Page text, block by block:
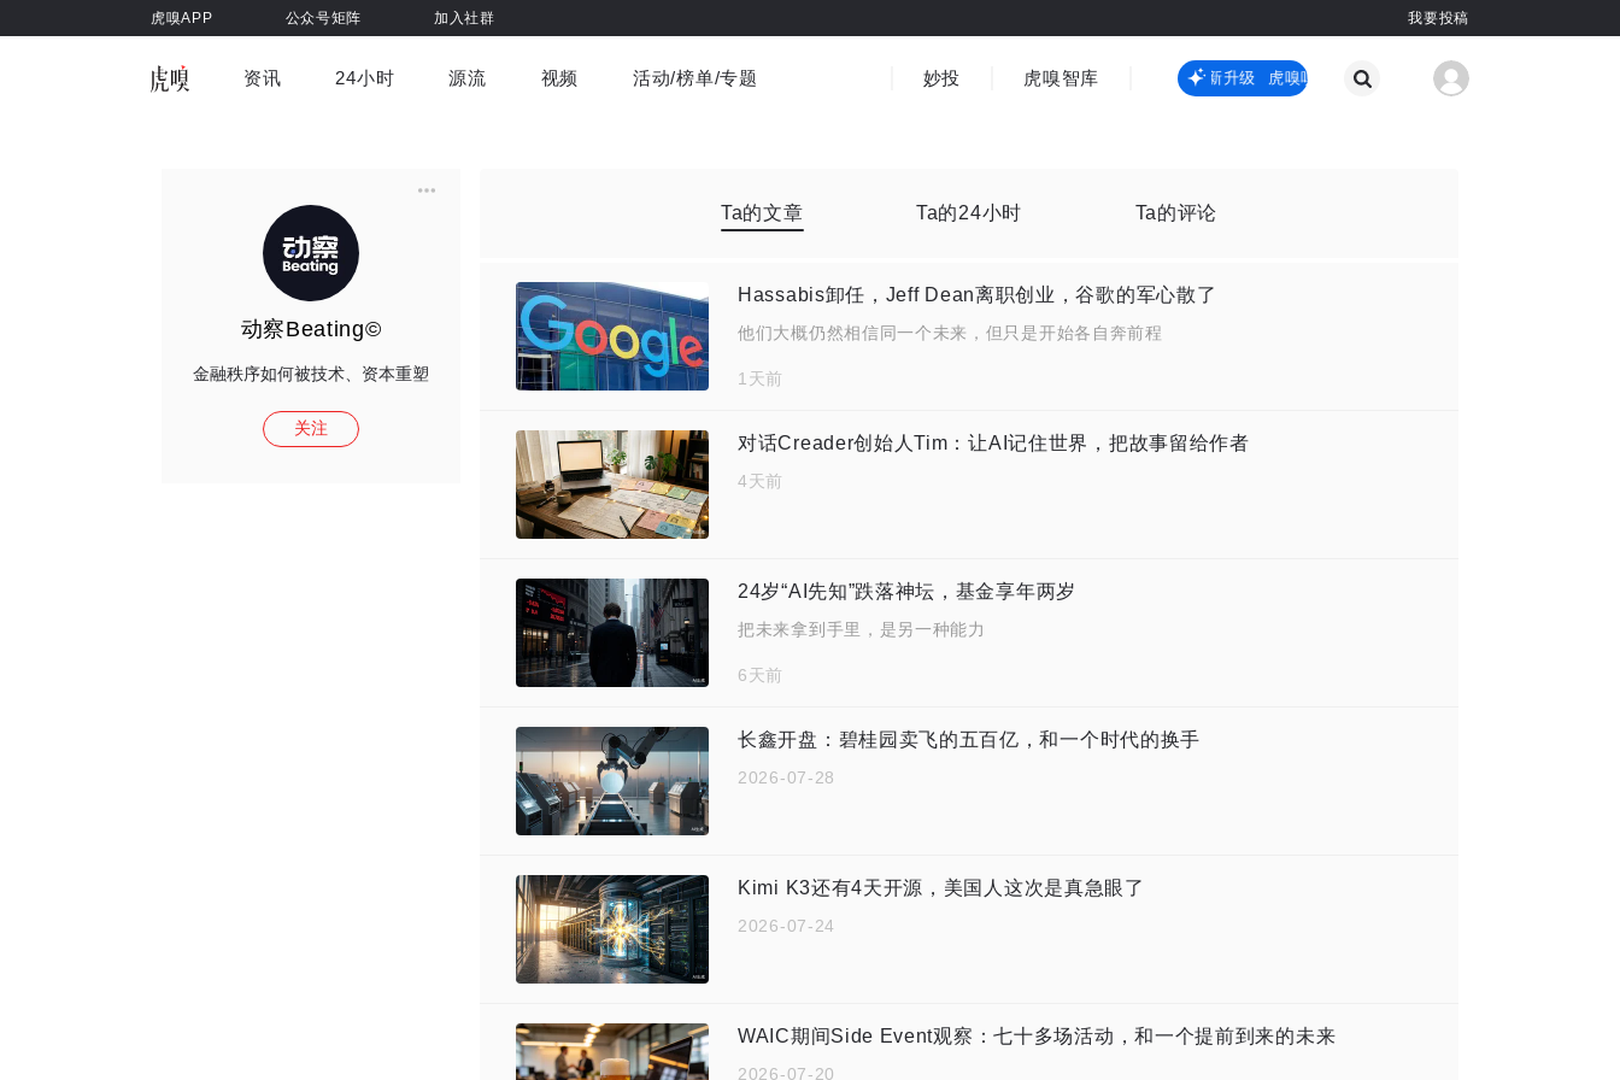
虎嗅APP 公众号矩阵 加入社群 我要投稿
资讯 24小时 源流 视频 活动/榜单/专题 妙投 虎嗅智库 虎嗅嗅全新升级 虎嗅嗅全新升级
动察Beating©
金融秩序如何被技术、资本重塑
关注
Ta的文章 Ta的24小时 Ta的评论
Hassabis卸任，Jeff Dean离职创业，谷歌的军心散了
他们大概仍然相信同一个未来，但只是开始各自奔前程
1天前
对话Creader创始人Tim：让AI记住世界，把故事留给作者
4天前
24岁“AI先知”跌落神坛，基金享年两岁
把未来拿到手里，是另一种能力
6天前
长鑫开盘：碧桂园卖飞的五百亿，和一个时代的换手
2026-07-28
Kimi K3还有4天开源，美国人这次是真急眼了
2026-07-24
WAIC期间Side Event观察：七十多场活动，和一个提前到来的未来
2026-07-20